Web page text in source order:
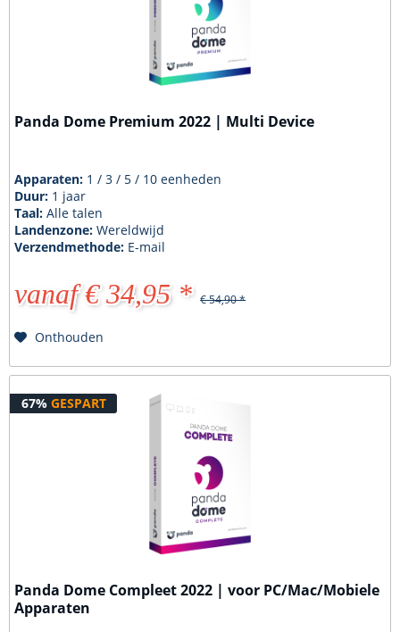
Panda Dome Premium 2022 | Multi Device
Apparaten: 1 / 3 / 5 / 10 eenheden
Duur: 1 jaar
Taal:Alle talen
Landenzone:Wereldwijd
Verzendmethode: E-mail
vanaf € 34,95 * € 54,90 *
Onthouden
67% GESPART
Panda Dome Compleet 2022 | voor PC/Mac/Mobiele
Apparaten